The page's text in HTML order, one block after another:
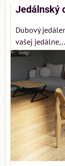
Jedálnský
Dubový
vašej